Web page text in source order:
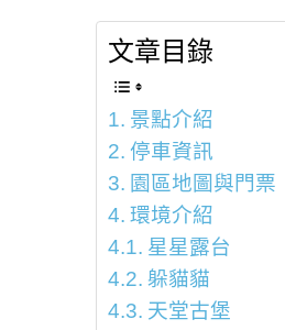
文章目錄
景點介紹
停車資訊
園區地圖與門票
環境介紹
星星露台
躲貓貓
天堂古堡